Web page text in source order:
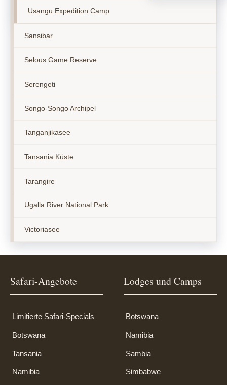
Usangu Expedition Camp
Sansibar
Selous Game Reserve
Serengeti
Songo-Songo Archipel
Tanganjikasee
Tansania Küste
Tarangire
Ugalla River National Park
Victoriasee
Safari-Angebote
Limitierte Safari-Specials
Botswana
Tansania
Namibia
Lodges und Camps
Botswana
Namibia
Sambia
Simbabwe